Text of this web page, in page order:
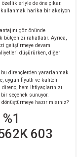
özellikleriyle de öne çıkar.
kullanmak harika bir aksiyon
göz önünde
rahatlatır. Ayrıca,
geliştirmeye devam
düşürürken, diğer
bu dirençlerden yararlanmak
uygun fiyatlı ve kaliteli
hem ihtiyaçlarınızı
seçenek sunuyor.
hazır mısınız?
603